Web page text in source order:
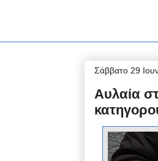
Σάββατο 29
Αυλαία